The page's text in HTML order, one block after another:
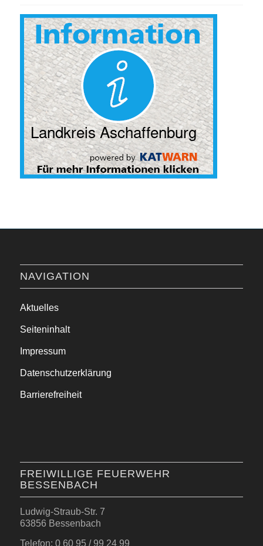
NAVIGATION
Aktuelles
Seiteninhalt
Impressum
Datenschutzerklärung
Barrierefreiheit
FREIWILLIGE FEUERWEHR
BESSENBACH
Ludwig-Straub-Str. 7
63856 Bessenbach
Telefon: 0 60 95 / 99 24 99